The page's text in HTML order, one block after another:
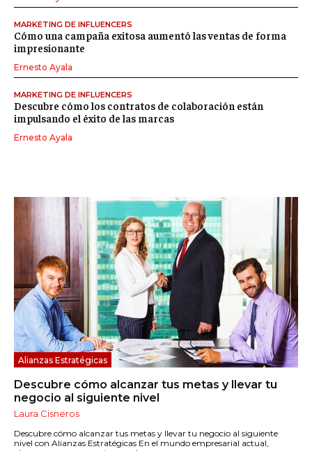
Alianzas Estratégicas
Descubre cómo alcanzar tus metas y llevar tu
negocio al siguiente nivel
Laura Cisneros
Descubre cómo alcanzar tus metas y llevar tu negocio al siguiente
nivel con Alianzas Estratégicas En el mundo empresarial actual,
MARKETING DE INFLUENCERS
Cómo una campaña exitosa aumentó las ventas de forma
impresionante
Ernesto Ayala
MARKETING DE INFLUENCERS
Descubre cómo los contratos de colaboración están
impulsando el éxito de las marcas
Ernesto Ayala